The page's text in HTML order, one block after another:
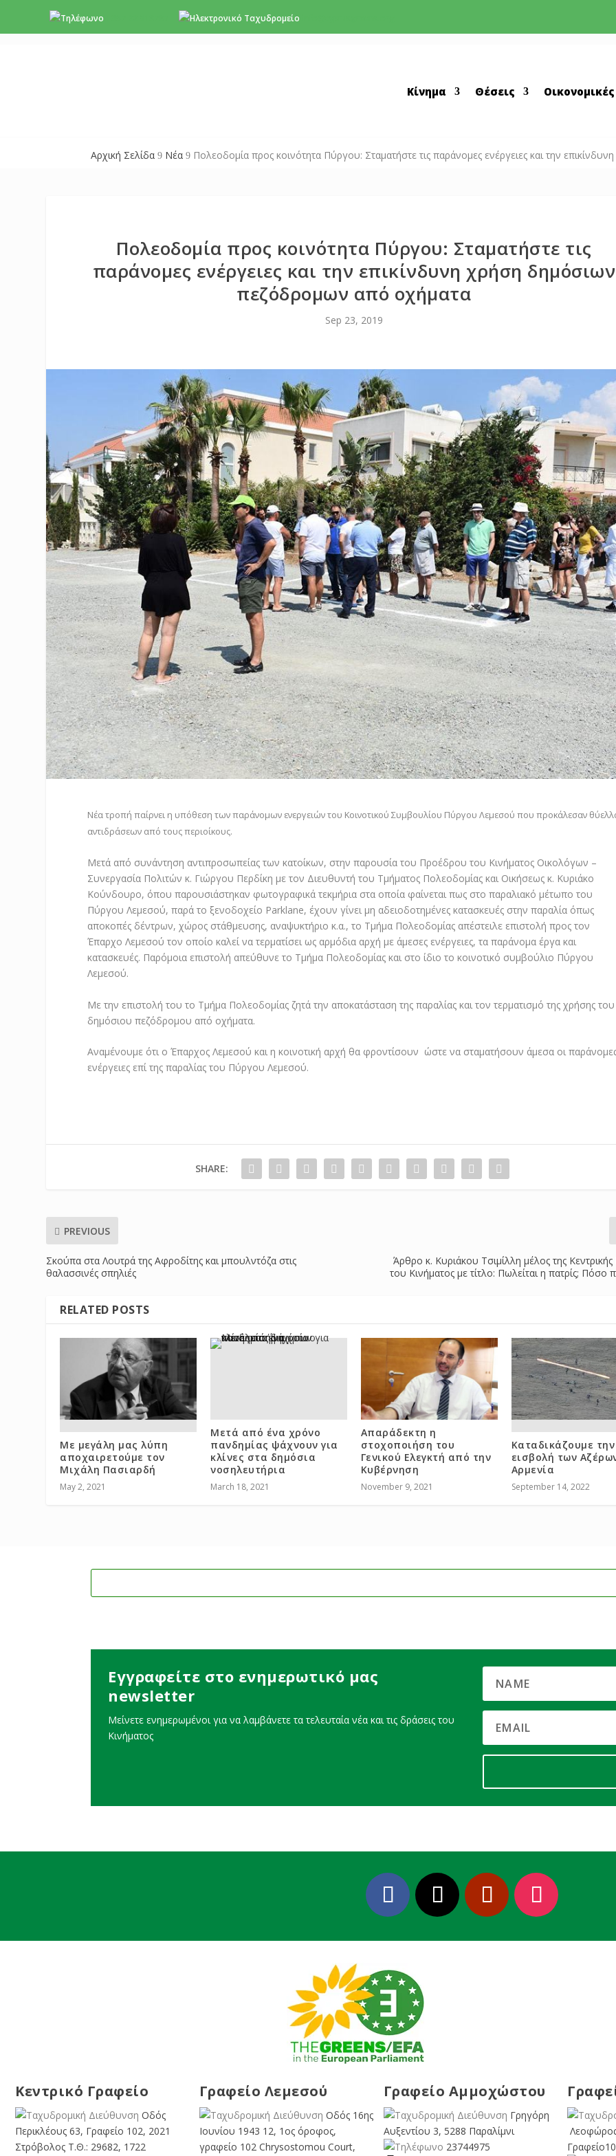
Κίνημα Θέσεις
Αρχική Σελίδα 9 Νέα 9 Πολεοδομία προς κοινότητα Πύργου: Σταματήστε τις παράνομες ενέργειες και την
Πολεοδομία προς κοινότητα Πύργου: Σταματήστε τις
παράνομες ενέργειες και την επικίνδυνη χρήση δημόσιων
πεζόδρομων από οχήματα
Sep 23, 2019
Νέα τροπή παίρνει η υπόθεση των παράνομων ενεργειών του Κοινοτικού Συμβουλίου Πύργου Λεμεσού που προκάλεσαν
αντιδράσεων από τους περιοίκους.
Μετά από συνάντηση αντιπροσωπείας των κατοίκων, στην παρουσία του Προέδρου του Κινήματος Οικολόγων –
Συνεργασία Πολιτών κ. Γιώργου Περδίκη με τον Διευθυντή του Τμήματος Πολεοδομίας και Οικήσεως κ. Κυριάκο
Κούνδουρο, όπου παρουσιάστηκαν φωτογραφικά τεκμήρια στα οποία φαίνεται πως στο παραλιακό μέτωπο του
Πύργου Λεμεσού, παρά το ξενοδοχείο Parklane, έχουν γίνει μη αδειοδοτημένες κατασκευές στην παραλία όπως
αποκοπές δέντρων, χώρος στάθμευσης, αναψυκτήριο κ.α., το Τμήμα Πολεοδομίας απέστειλε επιστολή προς τον
Έπαρχο Λεμεσού τον οποίο καλεί να τερματίσει ως αρμόδια αρχή με άμεσες ενέργειες, τα παράνομα έργα και
κατασκευές. Παρόμοια επιστολή απεύθυνε το Τμήμα Πολεοδομίας και στο ίδιο το κοινοτικό συμβούλιο Πύργου
Λεμεσού.
Με την επιστολή του το Τμήμα Πολεοδομίας ζητά την αποκατάσταση της παραλίας και τον τερματισμό της χρήσης του
δημόσιου πεζόδρομου από οχήματα.
Αναμένουμε ότι ο Έπαρχος Λεμεσού και η κοινοτική αρχή θα φροντίσουν ώστε να σταματήσουν άμεσα οι
ενέργειες επί της παραλίας του Πύργου Λεμεσού.
SHARE:
PREVIOUS
Σκούπα στα Λουτρά της Αφροδίτης και μπουλντόζα στις
θαλασσινές σπηλιές
Άρθρο κ. Κυριάκου Τσιμίλλη μέλος της Κεντρικής
του Κινήματος με τίτλο: Πωλείται η πατρίς; Πόσο
RELATED POSTS
Με μεγάλη μας λύπη
αποχαιρετούμε τον
Μιχάλη Πασιαρδή
May 2, 2021
Μετά από ένα χρόνο
πανδημίας ψάχνουν για
κλίνες στα δημόσια
νοσηλευτήρια
March 18, 2021
Απαράδεκτη η
στοχοποιήση του
Γενικού Ελεγκτή από την
Κυβέρνηση
November 9, 2021
Καταδικάζουμε την
εισβολή των
Αρμενία
September 14, 2022
Εγγραφείτε στο ενημερωτικό μας
newsletter
Μείνετε ενημερωμένοι για να λαμβάνετε τα τελευταία νέα και τις δράσεις του
Κινήματος
Κεντρικό Γραφείο
Οδός
Περικλέους 63, Γραφείο 102, 2021
Στρόβολος Τ.Θ.: 29682, 1722
Γραφείο Λεμεσού
Οδός 16ης
Ιουνίου 1943 12, 1ος όροφος,
γραφείο 102 Chrysostomou Court,
Γραφείο Αμμοχώστου
Γρηγόρη
Αυξεντίου 3, 5288 Παραλίμνι
23744975